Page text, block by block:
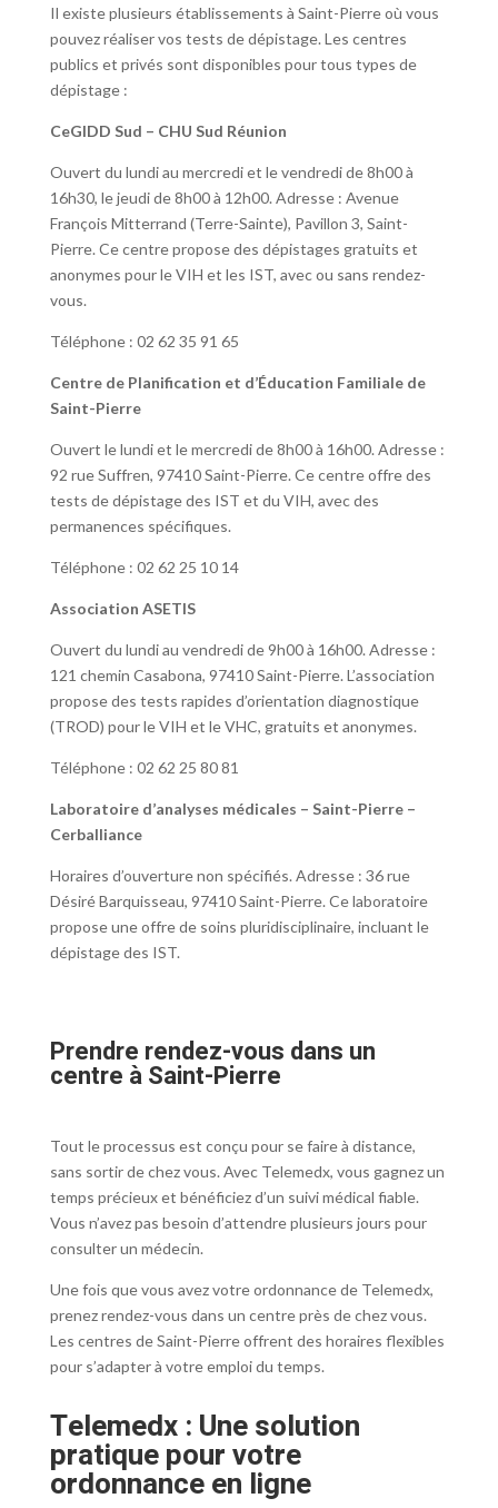
Il existe plusieurs établissements à Saint-Pierre où vous
pouvez réaliser vos tests de dépistage. Les centres
publics et privés sont disponibles pour tous types de
dépistage :
CeGIDD Sud – CHU Sud Réunion
Ouvert du lundi au mercredi et le vendredi de 8h00 à
16h30, le jeudi de 8h00 à 12h00. Adresse : Avenue
François Mitterrand (Terre-Sainte), Pavillon 3, Saint-
Pierre. Ce centre propose des dépistages gratuits et
anonymes pour le VIH et les IST, avec ou sans rendez-
vous.
Téléphone : 02 62 35 91 65
Centre de Planification et d’Éducation Familiale de
Saint-Pierre
Ouvert le lundi et le mercredi de 8h00 à 16h00. Adresse :
92 rue Suffren, 97410 Saint-Pierre. Ce centre offre des
tests de dépistage des IST et du VIH, avec des
permanences spécifiques.
Téléphone : 02 62 25 10 14
Association ASETIS
Ouvert du lundi au vendredi de 9h00 à 16h00. Adresse :
121 chemin Casabona, 97410 Saint-Pierre. L’association
propose des tests rapides d’orientation diagnostique
(TROD) pour le VIH et le VHC, gratuits et anonymes.
Téléphone : 02 62 25 80 81
Laboratoire d’analyses médicales – Saint-Pierre –
Cerballiance
Horaires d’ouverture non spécifiés. Adresse : 36 rue
Désiré Barquisseau, 97410 Saint-Pierre. Ce laboratoire
propose une offre de soins pluridisciplinaire, incluant le
dépistage des IST.
Prendre rendez-vous dans un
centre à Saint-Pierre
Tout le processus est conçu pour se faire à distance,
sans sortir de chez vous. Avec Telemedx, vous gagnez un
temps précieux et bénéficiez d’un suivi médical fiable.
Vous n’avez pas besoin d’attendre plusieurs jours pour
consulter un médecin.
Une fois que vous avez votre ordonnance de Telemedx,
prenez rendez-vous dans un centre près de chez vous.
Les centres de Saint-Pierre offrent des horaires flexibles
pour s’adapter à votre emploi du temps.
Telemedx : Une solution
pratique pour votre
ordonnance en ligne